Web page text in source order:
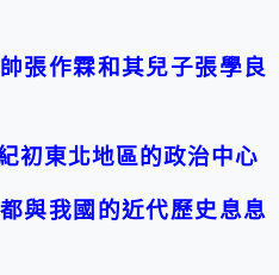
張作霖和其兒子張學良
初東北地區的政治中心
與我國的近代歷史息息